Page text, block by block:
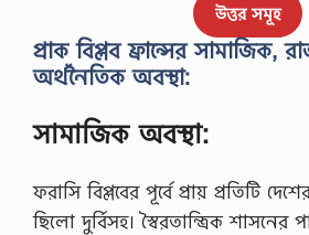
উত্তর সমূহ
প্রাক বিপ্লব ফ্রান্সের সামাজিক,
অর্থনৈতিক অবস্থা:
সামাজিক অবস্থা:
ফরাসি বিপ্লবের পূর্বে প্রায় প্রতিটি
ছিলো দুর্বিসহ। স্বৈরতান্ত্রিক শাসনের